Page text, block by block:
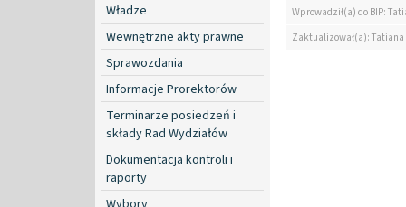
Władze
Wewnętrzne akty prawne
Sprawozdania
Informacje Prorektorów
Terminarze posiedzeń i
składy Rad Wydziałów
Dokumentacja kontroli i
raporty
Wprowadził(a) do BIP:
Zaktualizował(a):